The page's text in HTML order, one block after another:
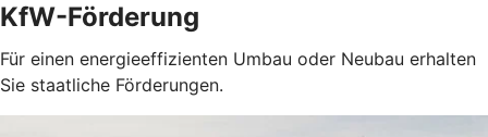
KfW-Förderung
Für einen energieeffizienten Umbau oder Neubau erhalten
Sie staatliche Förderungen.